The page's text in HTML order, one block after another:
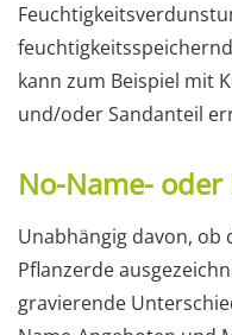
kann zum Beispiel mit
und/oder Sandanteil
No-Name-
Unabhängig davon, ob
Pflanzerde
gravierende